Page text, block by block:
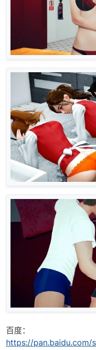
百度：
https://pan.baidu.com/